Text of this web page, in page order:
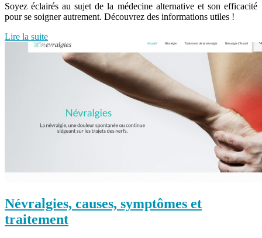
Soyez éclairés au sujet de la médecine alternative et son efficacité
pour se soigner autrement. Découvrez des informations utiles !
Lire la suite
Névralgies, causes, symptômes et
traitement